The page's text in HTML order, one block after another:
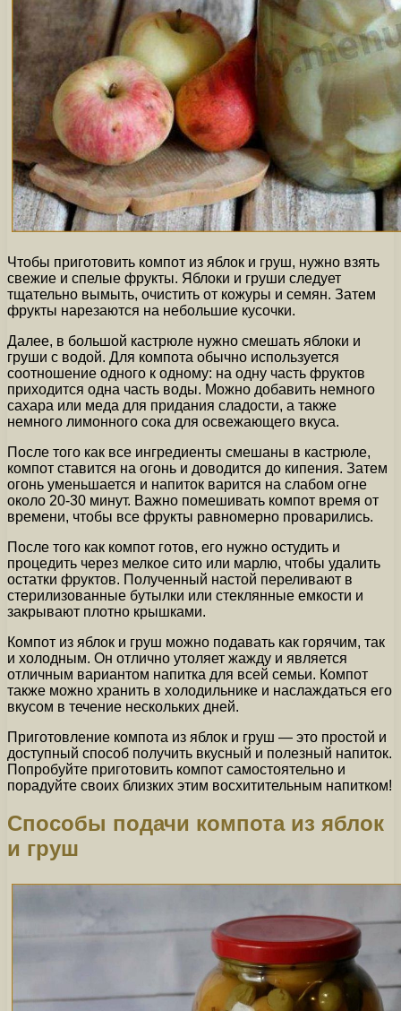
Чтобы приготовить компот из яблок и груш, нужно взять
свежие и спелые фрукты. Яблоки и груши следует
тщательно вымыть, очистить от кожуры и семян. Затем
фрукты нарезаются на небольшие кусочки.
Далее, в большой кастрюле нужно смешать яблоки и
груши с водой. Для компота обычно используется
соотношение одного к одному: на одну часть фруктов
приходится одна часть воды. Можно добавить немного
сахара или меда для придания сладости, а также
немного лимонного сока для освежающего вкуса.
После того как все ингредиенты смешаны в кастрюле,
компот ставится на огонь и доводится до кипения. Затем
огонь уменьшается и напиток варится на слабом огне
около 20-30 минут. Важно помешивать компот время от
времени, чтобы все фрукты равномерно проварились.
После того как компот готов, его нужно остудить и
процедить через мелкое сито или марлю, чтобы удалить
остатки фруктов. Полученный настой переливают в
стерилизованные бутылки или стеклянные емкости и
закрывают плотно крышками.
Компот из яблок и груш можно подавать как горячим, так
и холодным. Он отлично утоляет жажду и является
отличным вариантом напитка для всей семьи. Компот
также можно хранить в холодильнике и наслаждаться его
вкусом в течение нескольких дней.
Приготовление компота из яблок и груш — это простой и
доступный способ получить вкусный и полезный напиток.
Попробуйте приготовить компот самостоятельно и
порадуйте своих близких этим восхитительным напитком!
Способы подачи компота из яблок
и груш